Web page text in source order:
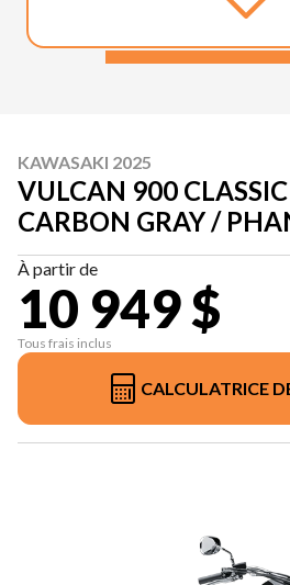
KAWASAKI 2025
VULCAN 900
CARBON GRAY /
À partir de
10 949 $
Tous frais inclus
CALCULATRICE